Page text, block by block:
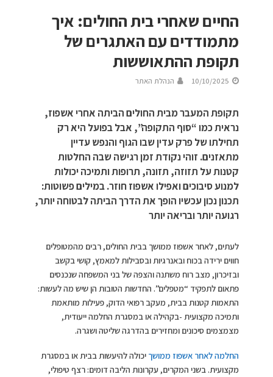
החיים שאחרי בית החולים: איך
מתמודדים עם האתגרים של
תקופת ההתאוששות
10/10/2025 הנהלת האתר
תקופת המעבר מבית החולים הביתה אחרי אשפוז,
נראית כמו “סוף התקופה”, אבל בפועל היא רק
תחילתו של פרק עדין שבו הגוף והנפש עדיין
מתאזנים. זוהי נקודת זמן רגישה שבה החלטות
קטנות על תזוזה, תזונה, תרופות ותמיכה יכולות
למנוע סיבוכים ואפילו אשפוז חוזר. במילים פשוטות:
תכנון נכון עכשיו הופך את הדרך הביתה לבטוחה יותר,
רגועה יותר ובריאה יותר
לעתים, לאחר אשפוז ממושך בבית החולים, רבים מהמטופלים
חווים ירידה בכוח ובאנרגיות ובסבילות למאמץ, קושי בקשב
ובזיכרון, מצב רוח משתנה והצפה של בני המשפחה שנכנסים
פתאום לתפקיד “מטפלים”. החדשות הטובות הן שיש מה לעשות:
התאמות קטנות בבית, מעקב רפואי הדוק, פעילות מותאמת
ותמיכה מקצועית -בקהילה או במסגרת החלמה ייעודית,
מצמצמים סיכונים ומחזירים בהדרגה שליטה ושגרה.
החלמה לאחר אשפוז ממושך יכולה להיעשות בבית או במסגרת
מקצועית. בשני המקרים, עקרונות הליבה דומים: רצף טיפולי,